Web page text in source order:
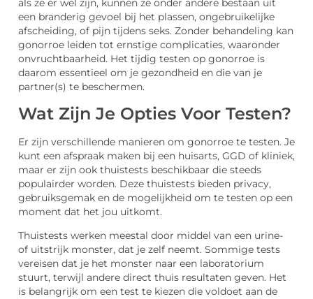
als ze er wel zijn, kunnen ze onder andere bestaan uit
een branderig gevoel bij het plassen, ongebruikelijke
afscheiding, of pijn tijdens seks. Zonder behandeling kan
gonorroe leiden tot ernstige complicaties, waaronder
onvruchtbaarheid. Het tijdig testen op gonorroe is
daarom essentieel om je gezondheid en die van je
partner(s) te beschermen.
Wat Zijn Je Opties Voor Testen?
Er zijn verschillende manieren om gonorroe te testen. Je
kunt een afspraak maken bij een huisarts, GGD of kliniek,
maar er zijn ook thuistests beschikbaar die steeds
populairder worden. Deze thuistests bieden privacy,
gebruiksgemak en de mogelijkheid om te testen op een
moment dat het jou uitkomt.
Thuistests werken meestal door middel van een urine-
of uitstrijk monster, dat je zelf neemt. Sommige tests
vereisen dat je het monster naar een laboratorium
stuurt, terwijl andere direct thuis resultaten geven. Het
is belangrijk om een test te kiezen die voldoet aan de